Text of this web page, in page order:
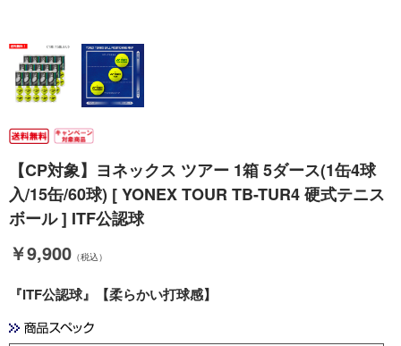
【CP対象】ヨネックス ツアー 1箱 5ダース(1缶4球
入/15缶/60球) [ YONEX TOUR TB-TUR4 硬式テニス
ボール ] ITF公認球
『ITF公認球』【柔らかい打球感】
￥9,900 （税込）